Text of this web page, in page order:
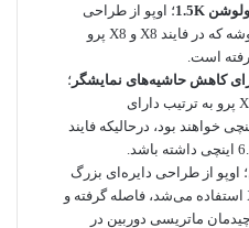
؛ اوپو از طراحی
نمایشگرهای خمیده چهارگوشه که در فایند X8 و X8 پرو
است.
؛
مدل‌های فایند X9 پلاس و X9 پرو به ترتیب دارای
6.59 و 6.78 اینچی خواهند بود، درحالیکه فایند
؛ اوپو از طراحی دایره‌ای بزرگ
دوربین که از سری فایند X7 استفاده می‌شد، فاصله گرفته و
ماتریسی دوربین در